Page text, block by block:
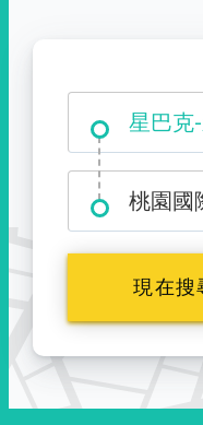
星巴
大霸尖
桃園國
現在搜